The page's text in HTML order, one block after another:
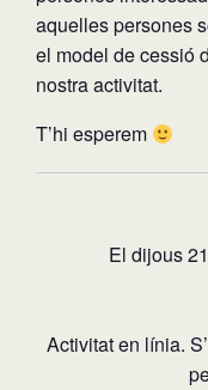
aquelles persones
el model de cessió
nostra activitat.
T’hi esperem
El dijous
Activitat en línia.